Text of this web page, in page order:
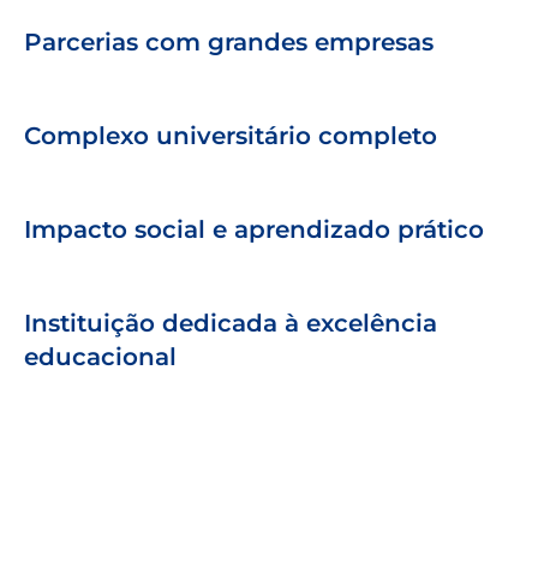
Parcerias com grandes empresas
Complexo universitário completo
Impacto social e aprendizado prático
Instituição dedicada à excelência
educacional